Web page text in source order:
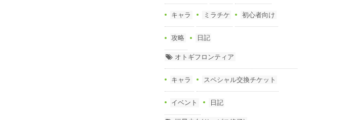
キャラ ミラチケ 初心者向け
攻略 日記
オトギフロンティア
キャラ スペシャル交換チケット
イベント 日記